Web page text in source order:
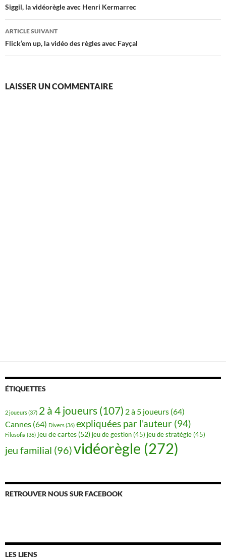
des
articles
Siggil, la vidéorègle avec Henri Kermarrec
ARTICLE SUIVANT
Flick’em up, la vidéo des règles avec Fayçal
LAISSER UN COMMENTAIRE
ÉTIQUETTES
2 joueurs(37) 2 à 4 joueurs (107) 2 à 5 joueurs (64)
Cannes (64) Divers(36) expliquées par l'auteur (94)
Filosofia (36) jeu de cartes (52) jeu de gestion (45) jeu de stratégie (45)
jeu familial (96)vidéorègle (272)
RETROUVER NOUS SUR FACEBOOK
LES LIENS